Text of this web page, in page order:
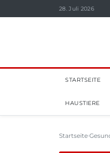
28. Juli 2026
STARTSEITE
HAUSTIERE
Startseite